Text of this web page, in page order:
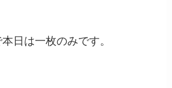
日は一枚のみです。